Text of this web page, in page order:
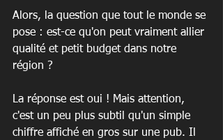
Alors, la question que tout le monde se
pose : est-ce qu'on peut vraiment allier
qualité et petit budget dans notre
région ?
La réponse est oui ! Mais attention,
c'est un peu plus subtil qu'un simple
chiffre affiché en gros sur une pub. Il